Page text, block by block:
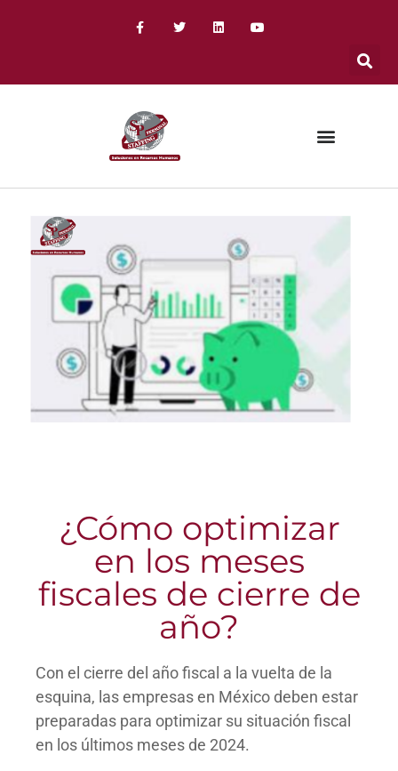
¿Cómo optimizar
en los meses
fiscales de cierre de
año?
Con el cierre del año fiscal a la vuelta de la
esquina, las empresasen México deben estar
preparadas para optimizar su situación fiscal
en los últimos meses de 2024.